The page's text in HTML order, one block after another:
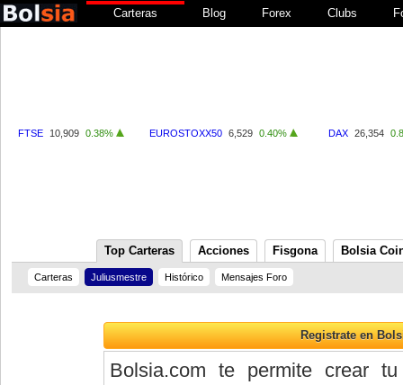
Carteras Blog Forex Clubs
FTSE 10,909 0.38% EUROSTOXX50 6,529 0.40% DAX 26,354
Top Carteras Acciones Fisgona Bolsia
Carteras Juliusmestre Histórico Mensajes Foro
Bolsia.com te permite crear